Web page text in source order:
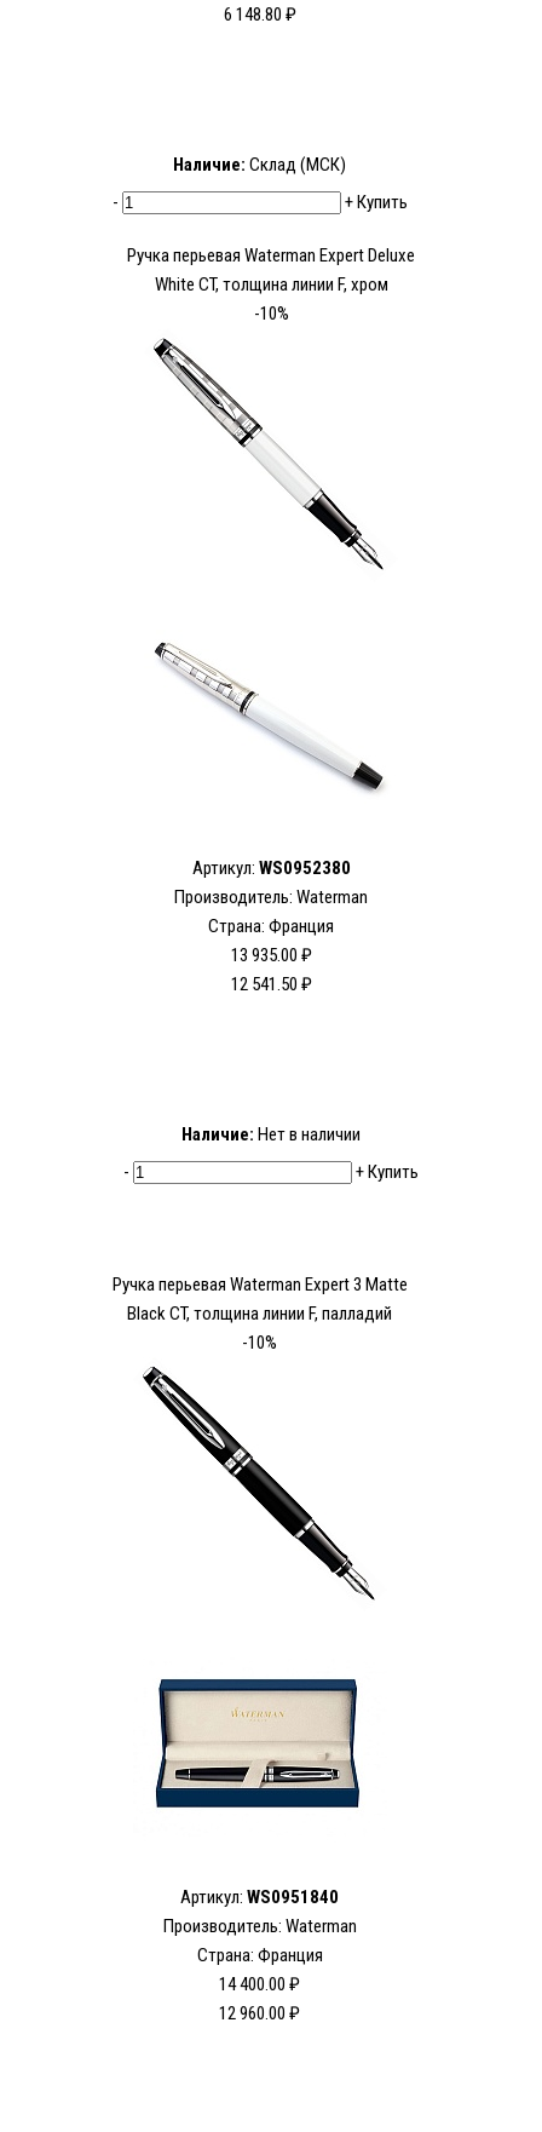
6 148.80 ₽
Наличие: Склад (МСК)
-
+Купить
Ручка перьевая Waterman Expert Deluxe
White CT, толщина линии F, хром
-10%
Артикул: WS0952380
Производитель: Waterman
Страна: Франция
13 935.00 ₽
12 541.50 ₽
Наличие: Нет в наличии
-
+Купить
Ручка перьевая Waterman Expert 3 Matte
Black CT, толщина линии F, палладий
-10%
Артикул: WS0951840
Производитель: Waterman
Страна: Франция
14 400.00 ₽
12 960.00 ₽